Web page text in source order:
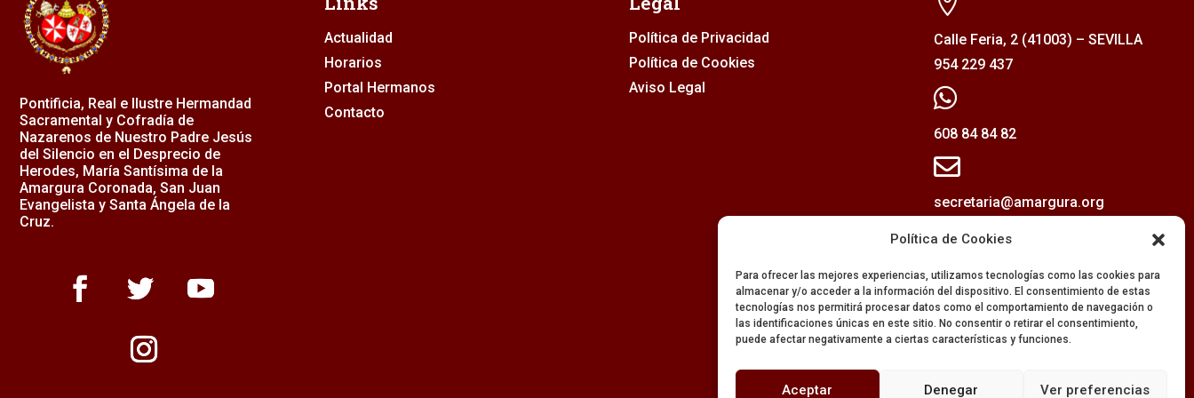
Política de Cookies
Para ofrecer las mejores experiencias, utilizamos tecnologías como las cookies para
almacenar y/o acceder a la información del dispositivo. El consentimiento de estas
tecnologías nos permitirá procesar datos como el comportamiento de navegación o
las identificaciones únicas en este sitio. No consentir o retirar el consentimiento,
puede afectar negativamente a ciertas características y funciones.
Aceptar Denegar Ver preferencias
Pontificia, Real e Ilustre Hermandad
Sacramental y Cofradía de
Nazarenos de Nuestro Padre Jesús
del Silencio en el Desprecio de
Herodes, María Santísima de la
Amargura Coronada, San Juan
Evangelista y Santa Ángela de la
Cruz.
Actualidad
Horarios
Portal Hermanos
Contacto
Política de Privacidad
Política de Cookies
Aviso Legal
Calle Feria, 2 (41003) – SEVILLA
954 229 437

608 84 84 82

secretaria@amargura.org